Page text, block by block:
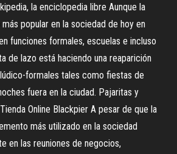
la enciclopedia libre Aunque la
popular en la sociedad de hoy en
funciones formales, escuelas e incluso
de lazo está haciendo una reaparición
formales tales como fiestas de
fuera en la ciudad. Pajaritas y
Online Blackpier A pesar de que la
más utilizado en la sociedad
en las reuniones de negocios,